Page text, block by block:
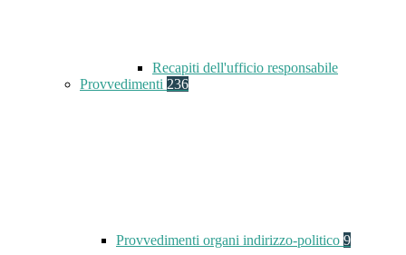
Recapiti dell'ufficio responsabile
Provvedimenti 236
Provvedimenti organi indirizzo-politico 9